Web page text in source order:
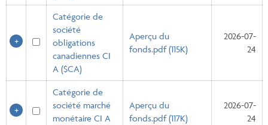
Catégorie de
société
obligations
canadiennes CI
A ($CA)
Aperçu du
fonds.pdf (115K)
2026-07-
24
Catégorie de
société marché
monétaire CI A
Aperçu du
fonds.pdf (117K)
2026-07-
24